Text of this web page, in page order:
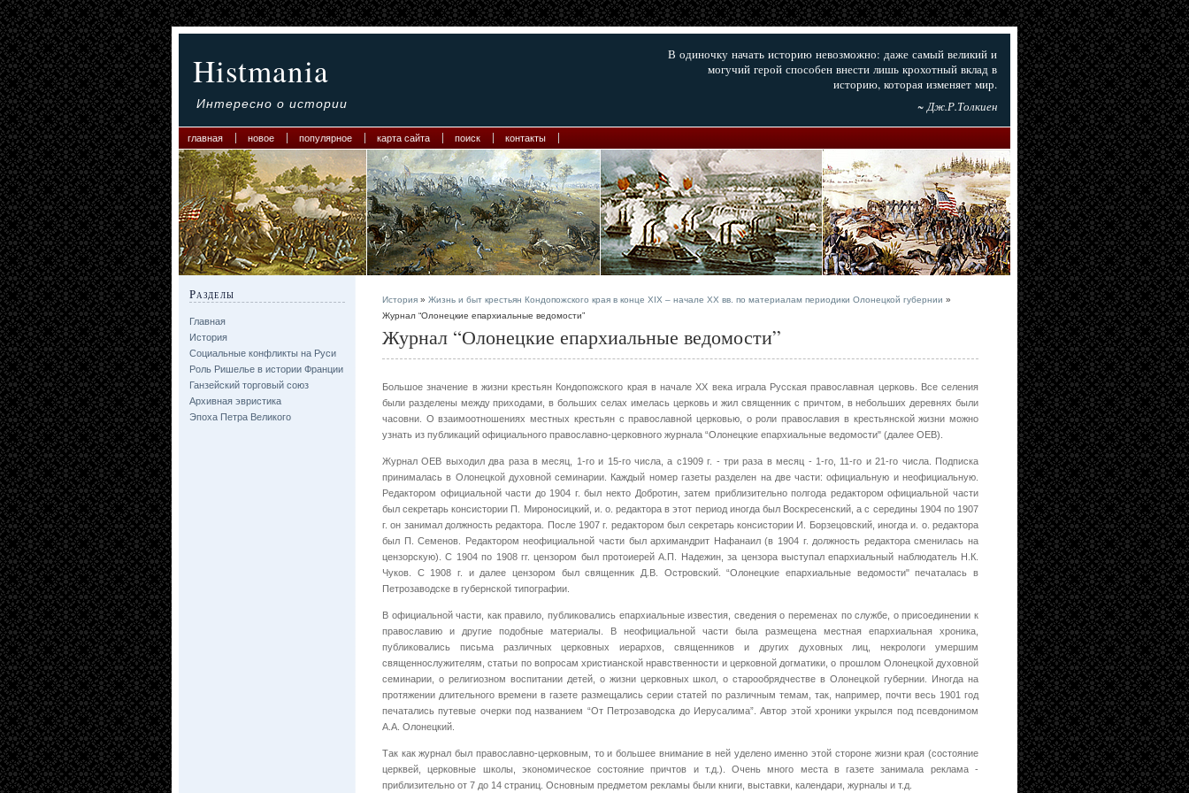
Histmania
Интересно о истории
В одиночку начать историю невозможно: даже самый великий и
могучий герой способен внести лишь крохотный вклад в
историю, которая изменяет мир.
~ Дж.Р.Толкиен
главная новое популярное карта сайта поиск контакты
Разделы
Главная
История
Социальные конфликты на Руси
Роль Ришелье в истории Франции
Ганзейский торговый союз
Архивная эвристика
Эпоха Петра Великого
История » Жизнь и быт крестьян Кондопожского края в конце XIX – начале XX вв. по материалам периодики Олонецкой губернии »
Журнал “Олонецкие епархиальные ведомости”
Журнал “Олонецкие епархиальные ведомости”
Большое значение в жизни крестьян Кондопожского края в начале ХХ века играла Русская православная церковь. Все селения
были разделены между приходами, в больших селах имелась церковь и жил священник с причтом, в небольших деревнях были
часовни. О взаимоотношениях местных крестьян с православной церковью, о роли православия в крестьянской жизни можно
узнать из публикаций официального православно-церковного журнала “Олонецкие епархиальные ведомости" (далее ОЕВ).
Журнал ОЕВ выходил два раза в месяц, 1-го и 15-го числа, а с1909 г. - три раза в месяц - 1-го, 11-го и 21-го числа. Подписка
принималась в Олонецкой духовной семинарии. Каждый номер газеты разделен на две части: официальную и неофициальную.
Редактором официальной части до 1904 г. был некто Добротин, затем приблизительно полгода редактором официальной части
был секретарь консистории П. Мироносицкий, и. о. редактора в этот период иногда был Воскресенский, а с середины 1904 по 1907
г. он занимал должность редактора. После 1907 г. редактором был секретарь консистории И. Борзецовский, иногда и. о. редактора
был П. Семенов. Редактором неофициальной части был архимандрит Нафанаил (в 1904 г. должность редактора сменилась на
цензорскую). С 1904 по 1908 гг. цензором был протоиерей А.П. Надежин, за цензора выступал епархиальный наблюдатель Н.К.
Чуков. С 1908 г. и далее цензором был священник Д.В. Островский. “Олонецкие епархиальные ведомости" печаталась в
Петрозаводске в губернской типографии.
В официальной части, как правило, публиковались епархиальные известия, сведения о переменах по службе, о присоединении к
православию и другие подобные материалы. В неофициальной части была размещена местная епархиальная хроника,
публиковались письма различных церковных иерархов, священников и других духовных лиц, некрологи умершим
священнослужителям, статьи по вопросам христианской нравственности и церковной догматики, о прошлом Олонецкой духовной
семинарии, о религиозном воспитании детей, о жизни церковных школ, о старообрядчестве в Олонецкой губернии. Иногда на
протяжении длительного времени в газете размещались серии статей по различным темам, так, например, почти весь 1901 год
печатались путевые очерки под названием “От Петрозаводска до Иерусалима”. Автор этой хроники укрылся под псевдонимом
А.А. Олонецкий.
Так как журнал был православно-церковным, то и большее внимание в ней уделено именно этой стороне жизни края (состояние
церквей, церковные школы, экономическое состояние причтов и т.д.). Очень много места в газете занимала реклама -
приблизительно от 7 до 14 страниц. Основным предметом рекламы были книги, выставки, календари, журналы и т.д.